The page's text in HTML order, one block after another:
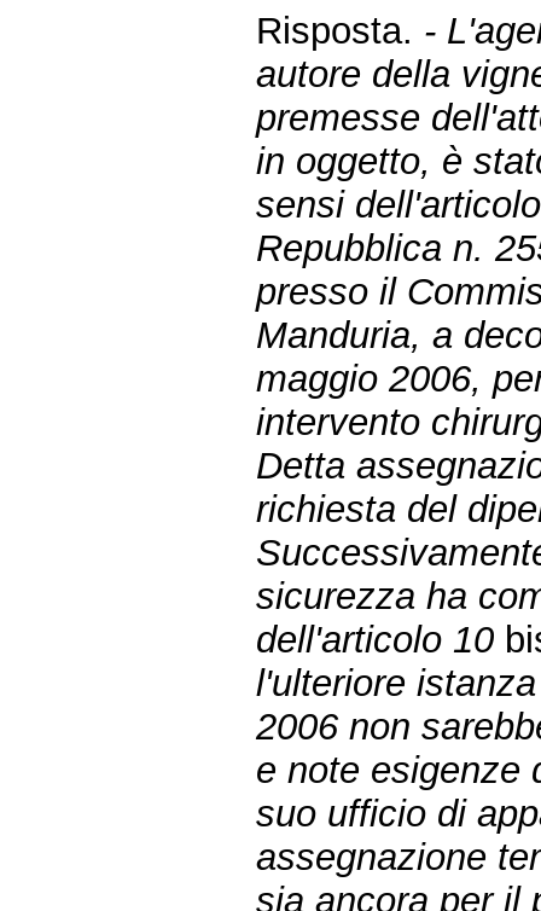
Risposta. -
autore della
premesse
in oggetto, è
sensi
Repubblica n.
presso il
Manduria, a
maggio 2006,
intervento
Detta
richiesta del
sicurezza ha
dell'articolo 10
l'ulteriore
2006 non
e note esigenze
suo ufficio di
assegnazione
sia ancora per il